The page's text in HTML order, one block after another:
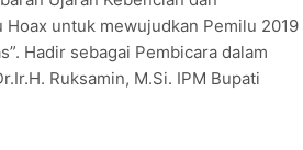
untuk mewujudkan Pemilu 2019
Hadir sebagai Pembicara dalam
Ruksamin, M.Si. IPM Bupati